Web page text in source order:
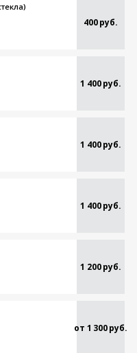
400 руб.
1 400 руб.
1 400 руб.
1 400 руб.
1 200 руб.
от 1 300 руб.